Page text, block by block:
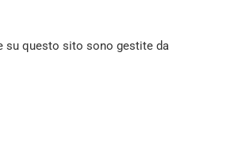
su questo sito sono gestite da